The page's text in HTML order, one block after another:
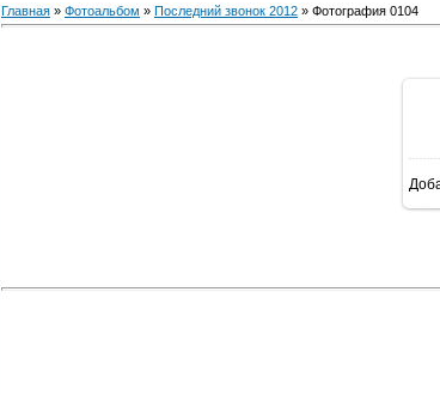
Главная » Фотоальбом » Последний звонок 2012 » Фотография 0104